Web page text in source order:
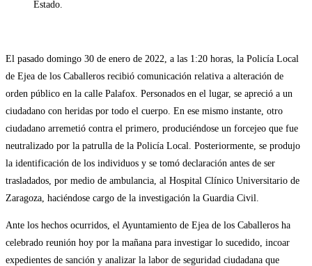
Estado.
El pasado domingo 30 de enero de 2022, a las 1:20 horas, la Policía Local
de Ejea de los Caballeros recibió comunicación relativa a alteración de
orden público en la calle Palafox. Personados en el lugar, se apreció a un
ciudadano con heridas por todo el cuerpo. En ese mismo instante, otro
ciudadano arremetió contra el primero, produciéndose un forcejeo que fue
neutralizado por la patrulla de la Policía Local. Posteriormente, se produjo
la identificación de los individuos y se tomó declaración antes de ser
trasladados, por medio de ambulancia, al Hospital Clínico Universitario de
Zaragoza, haciéndose cargo de la investigación la Guardia Civil.
Ante los hechos ocurridos, el Ayuntamiento de Ejea de los Caballeros ha
celebrado reunión hoy por la mañana para investigar lo sucedido, incoar
expedientes de sanción y analizar la labor de seguridad ciudadana que